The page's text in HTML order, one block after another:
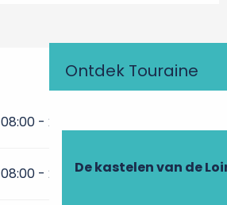
Ontdek Touraine
De kastelen van de
08:00 - 21:00
08:00 - 21:00